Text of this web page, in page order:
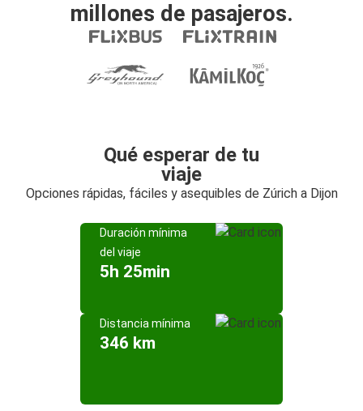
millones de pasajeros.
Qué esperar de tu
viaje
Opciones rápidas, fáciles y asequibles de Zúrich a Dijon
Duración mínima
del viaje
5h 25min
Distancia mínima
346 km